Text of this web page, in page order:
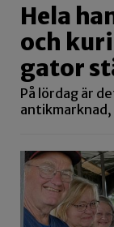
Hela
och
gator
På lördag är